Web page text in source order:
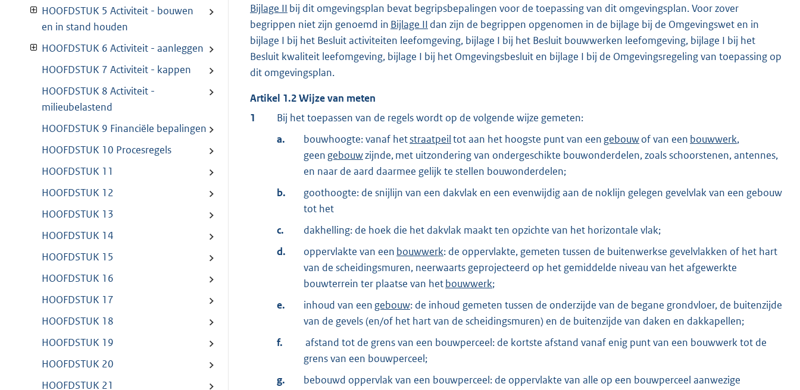
HOOFDSTUK 5 Activiteit - bouwen
en in stand houden
HOOFDSTUK 6 Activiteit - aanleggen
HOOFDSTUK 7 Activiteit - kappen
HOOFDSTUK 8 Activiteit -
milieubelastend
HOOFDSTUK 9 Financiële bepalingen
HOOFDSTUK 10 Procesregels
HOOFDSTUK 11
HOOFDSTUK 12
HOOFDSTUK 13
HOOFDSTUK 14
HOOFDSTUK 15
HOOFDSTUK 16
HOOFDSTUK 17
HOOFDSTUK 18
HOOFDSTUK 19
HOOFDSTUK 20
HOOFDSTUK 21
Bijlage II bij dit omgevingsplan bevat begripsbepalingen voor de toepassing van dit omgevingsplan. Voor zover
begrippen niet zijn genoemd in Bijlage II dan zijn de begrippen opgenomen in de bijlage bij de Omgevingswet en in
bijlage I bij het Besluit activiteiten leefomgeving, bijlage I bij het Besluit bouwwerken leefomgeving, bijlage I bij het
Besluit kwaliteit leefomgeving, bijlage I bij het Omgevingsbesluit en bijlage I bij de Omgevingsregeling van toepassing op
dit omgevingsplan.
Artikel 1.2Wijze van meten
1
Bij het toepassen van de regels wordt op de volgende wijze gemeten:
a.
bouwhoogte: vanaf hetstraatpeiltot aan het hoogste punt van een gebouwof van een bouwwerk,
geen gebouwzijnde, met uitzondering van ondergeschikte bouwonderdelen, zoals schoorstenen, antennes,
en naar de aard daarmee gelijk te stellen bouwonderdelen;
b.
goothoogte: de snijlijn van een dakvlak en een evenwijdig aan de noklijn gelegen gevelvlak van een gebouw
tot het
c.
dakhelling: de hoek die het dakvlak maakt ten opzichte van het horizontale vlak;
d.
oppervlakte van een bouwwerk: de oppervlakte, gemeten tussen de buitenwerkse gevelvlakken of het hart
van de scheidingsmuren, neerwaarts geprojecteerd op het gemiddelde niveau van het afgewerkte
bouwterrein ter plaatse van hetbouwwerk;
e.
inhoud van een gebouw: de inhoud gemeten tussen de onderzijde van de begane grondvloer, de buitenzijde
van de gevels (en/of het hart van de scheidingsmuren) en de buitenzijde van daken en dakkapellen;
f.
afstand tot de grens van een bouwperceel: de kortste afstand vanaf enig punt van een bouwwerk tot de
grens van een bouwperceel;
g.
bebouwd oppervlak van een bouwperceel: de oppervlakte van alle op een bouwperceel aanwezige